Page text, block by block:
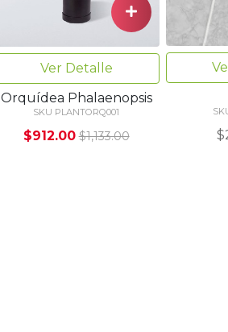
Ver Detalle
Orquídea Phalaenopsis
SKU PLANTORQ001
$912.00 $1,133.00